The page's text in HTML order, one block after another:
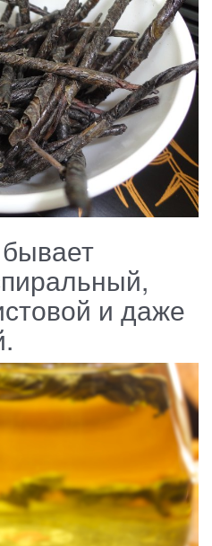
и даже